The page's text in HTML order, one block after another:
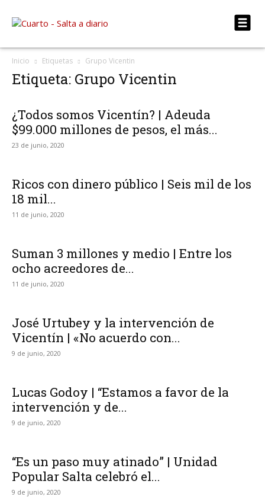
Inicio Etiquetas Grupo Vicentin
Etiqueta: Grupo Vicentin
¿Todos somos Vicentín? | Adeuda
$99.000 millones de pesos, el más...
23 de junio, 2020
Ricos con dinero público | Seis mil de los
18 mil...
11 de junio, 2020
Suman 3 millones y medio | Entre los
ocho acreedores de...
11 de junio, 2020
José Urtubey y la intervención de
Vicentín | «No acuerdo con...
9 de junio, 2020
Lucas Godoy | “Estamos a favor de la
intervención y de...
9 de junio, 2020
“Es un paso muy atinado” | Unidad
Popular Salta celebró el...
9 de junio, 2020